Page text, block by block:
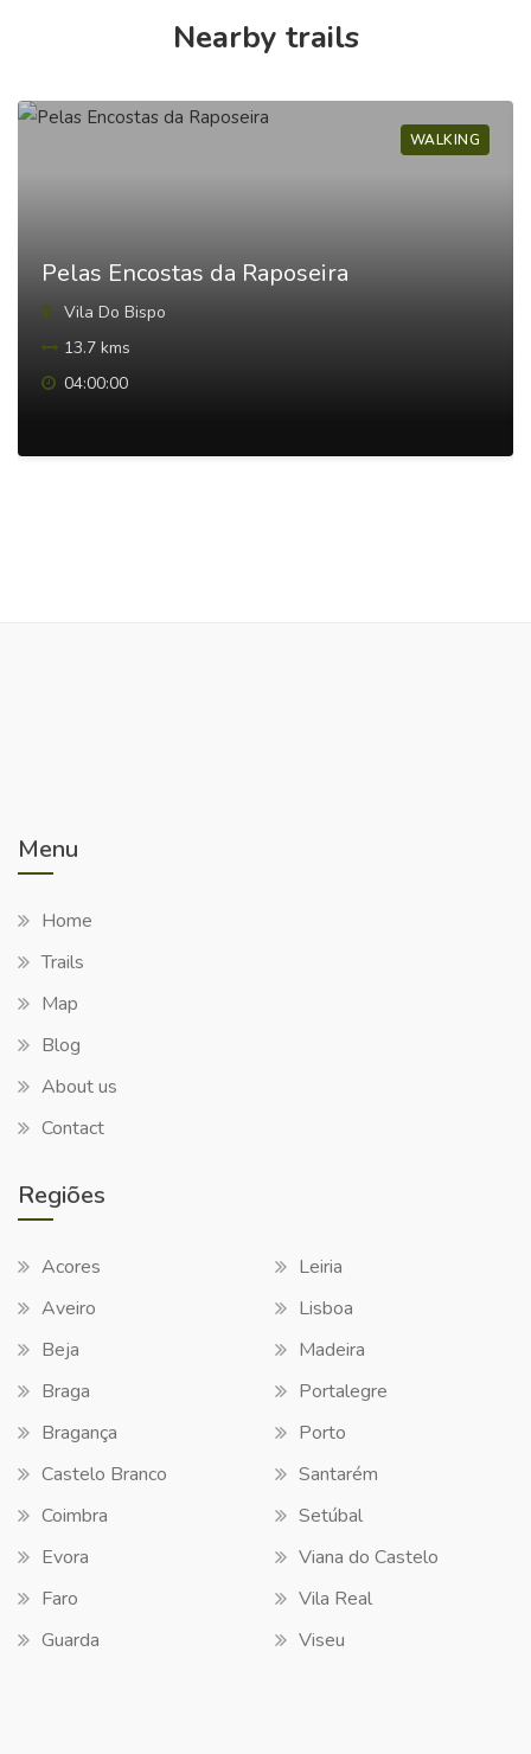
Nearby trails
WALKING
Pelas Encostas da Raposeira
Vila Do Bispo
13.7 kms
04:00:00
Menu
Home
Trails
Map
Blog
About us
Contact
Regiões
Acores
Aveiro
Beja
Braga
Bragança
Castelo Branco
Coimbra
Evora
Faro
Guarda
Leiria
Lisboa
Madeira
Portalegre
Porto
Santarém
Setúbal
Viana do Castelo
Vila Real
Viseu